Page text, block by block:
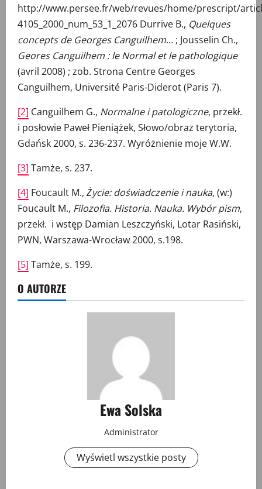
http://www.persee.fr/web/revues/home/prescript/
4105_2000_num_53_1_2076 Durrive B., Quelques
concepts de Georges Canguilhem… ; Jousselin Ch.,
Geores Canguilhem : le Normal et le pathologique
(avril 2008) ; zob. Strona Centre Georges
Canguilhem, Université Paris-Diderot (Paris 7).
[2] Canguilhem G., Normalne i patologiczne, przekł.
i posłowie Paweł Pieniążek, Słowo/obraz terytoria,
Gdańsk 2000, s. 236-237. Wyróżnienie moje W.W.
[3] Tamże, s. 237.
[4] Foucault M., Życie: doświadczenie i nauka, (w:)
Foucault M., Filozofia. Historia. Nauka. Wybór pism,
przekł. i wstęp Damian Leszczyński, Lotar Rasiński,
PWN, Warszawa-Wrocław 2000, s.198.
[5] Tamże, s. 199.
O AUTORZE
Ewa Solska
Administrator
Wyświetl wszystkie posty